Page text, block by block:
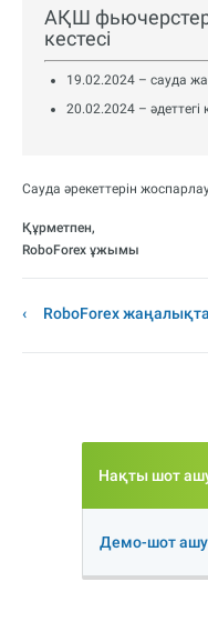
АҚШ
кестесі
19.02.2024 – сауда
20.02.2024 –
Сауда әрекеттерін жоспарлау
Құрметпен,
RoboForex ұжымы
RoboForex
Нақты шот
Демо-шот ашу